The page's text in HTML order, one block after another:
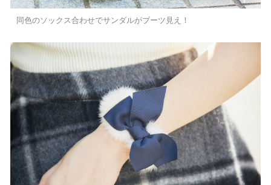
同色のソックス合わせでサンダルがブーツ見え！